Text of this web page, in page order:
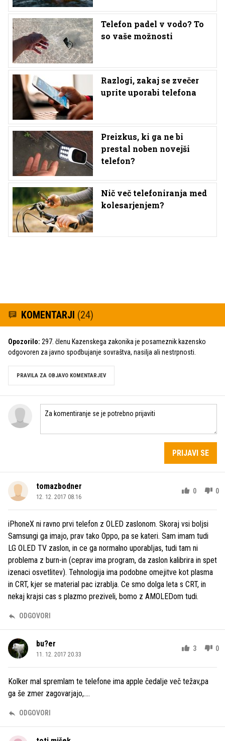
Telefon padel v vodo? To
so vaše možnosti
Razlogi, zakaj se zvečer
uprite uporabi telefona
Preizkus, ki ga ne bi
prestal noben novejši
telefon?
Nič več telefoniranja med
kolesarjenjem?
KOMENTARJI (24)
Opozorilo: 297. členu Kazenskega zakonika je posameznik kazensko
odgovoren za javno spodbujanje sovraštva, nasilja ali nestrpnosti.
PRAVILA ZA OBJAVO KOMENTARJEV
PRIJAVI SE
tomazbodner
12. 12. 2017 08.16
0 0
iPhoneX ni ravno prvi telefon z OLED zaslonom. Skoraj vsi boljsi
Samsungi ga imajo, prav tako Oppo, pa se kateri. Sam imam tudi
LG OLED TV zaslon, in ce ga normalno uporabljas, tudi tam ni
problema z burn-in (ceprav ima program, da zaslon kalibrira in spet
izenaci osvetlitev). Tehnologija ima podobne omejitve kot plasma
in CRT, kjer se material pac izrablja. Ce smo dolga leta s CRT, in
nekaj krajsi cas s plazmo preziveli, bomo z AMOLEDom tudi.
ODGOVORI
bu?er
11. 12. 2017 20.33
3 0
Kolker mal spremlam te telefone ima apple čedalje več težav,pa
ga še zmer zagovarjajo,....
ODGOVORI